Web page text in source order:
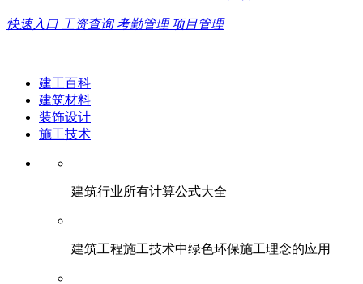
快速入口 工资查询 考勤管理 项目管理
建工百科
建筑材料
装饰设计
施工技术
建筑行业所有计算公式大全
建筑工程施工技术中绿色环保施工理念的应用